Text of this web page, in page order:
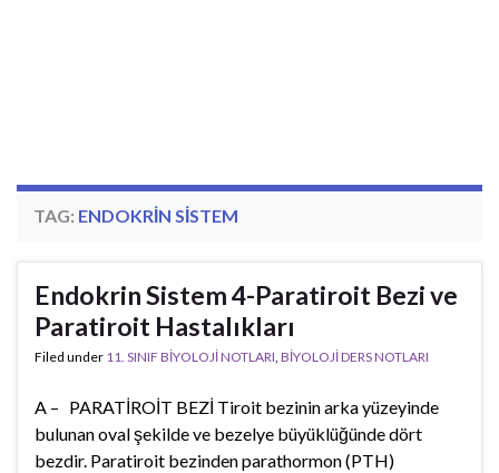
TAG: ENDOKRIN SISTEM
Endokrin Sistem 4-Paratiroit Bezi ve
Paratiroit Hastalıkları
Filed under 11. SINIF BİYOLOJİ NOTLARI, BİYOLOJİ DERS NOTLARI
A – PARATİROİT BEZİ Tiroit bezinin arka yüzeyinde
bulunan oval şekilde ve bezelye büyüklüğünde dört
bezdir. Paratiroit bezinden parathormon (PTH)